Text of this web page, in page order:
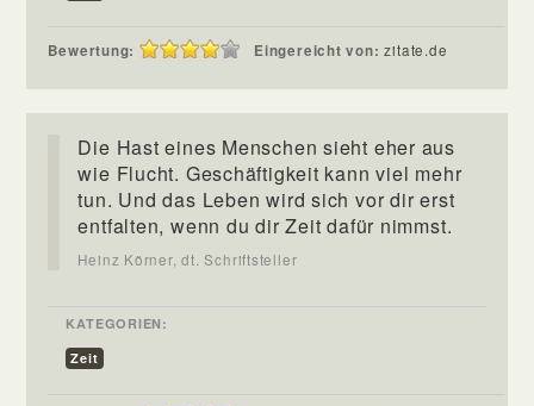
Bewertung: Eingereicht von:zitate.de
Die Hast eines Menschen sieht eher aus
wie Flucht. Geschäftigkeit kann viel mehr
tun. Und das Leben wird sich vor dir erst
entfalten, wenn du dir Zeit dafür nimmst.
Heinz Körner, dt. Schriftsteller
KATEGORIEN:
Zeit